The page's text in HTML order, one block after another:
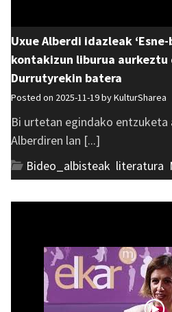
Uxue Alberdi idazleak
kontakizun liburua aurkeztu
Durrutyrekin batera
Posted on 2025-11-19 byKulturSharea
Bi urtetan egindako
Alberdiren lan [...]
Bideo_albisteak literatura